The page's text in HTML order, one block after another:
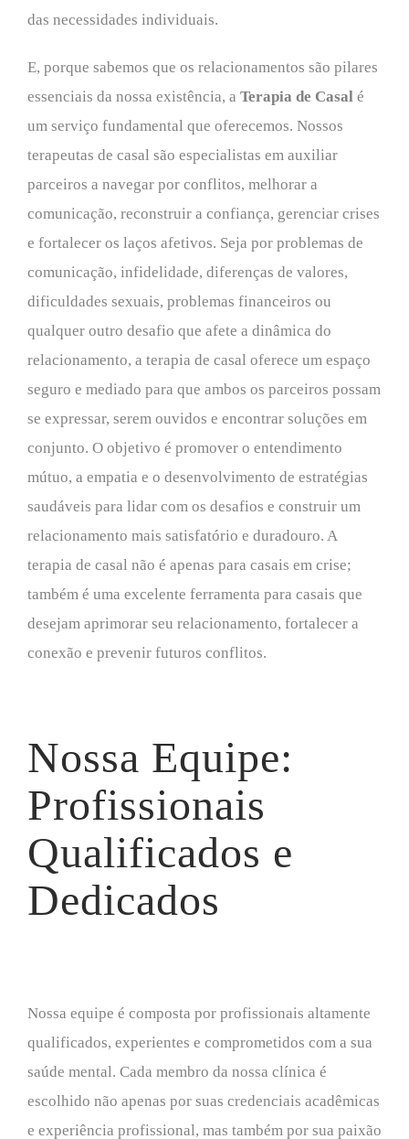
das necessidades individuais.
E, porque sabemos que os relacionamentos são pilares
essenciais da nossa existência, a Terapia de Casal é
um serviço fundamental que oferecemos. Nossos
terapeutas de casal são especialistas em auxiliar
parceiros a navegar por conflitos, melhorar a
comunicação, reconstruir a confiança, gerenciar crises
e fortalecer os laços afetivos. Seja por problemas de
comunicação, infidelidade, diferenças de valores,
dificuldades sexuais, problemas financeiros ou
qualquer outro desafio que afete a dinâmica do
relacionamento, a terapia de casal oferece um espaço
seguro e mediado para que ambos os parceiros possam
se expressar, serem ouvidos e encontrar soluções em
conjunto. O objetivo é promover o entendimento
mútuo, a empatia e o desenvolvimento de estratégias
saudáveis para lidar com os desafios e construir um
relacionamento mais satisfatório e duradouro. A
terapia de casal não é apenas para casais em crise;
também é uma excelente ferramenta para casais que
desejam aprimorar seu relacionamento, fortalecer a
conexão e prevenir futuros conflitos.
Nossa Equipe:
Profissionais
Qualificados e
Dedicados
Nossa equipe é composta por profissionais altamente
qualificados, experientes e comprometidos com a sua
saúde mental. Cada membro da nossa clínica é
escolhido não apenas por suas credenciais acadêmicas
e experiência profissional, mas também por sua paixão